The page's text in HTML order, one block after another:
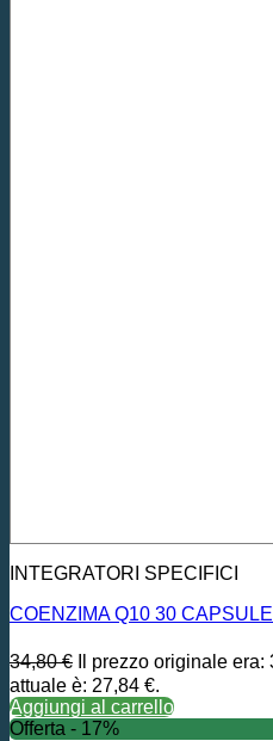
INTEGRATORI SPECIFICI
COENZIMA Q10 30
34,80€ Il prezzo originale era:
attuale è: 27,84 €.
Aggiungi al carrello
Offerta - 17%